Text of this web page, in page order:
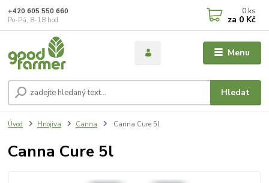
Menu
Hledat
+420 605 550 660
Po-Pá, 8-18 hod
0 ks
za 0 Kč
Úvod Hnojiva Canna Canna Cure 5l
Canna Cure 5l